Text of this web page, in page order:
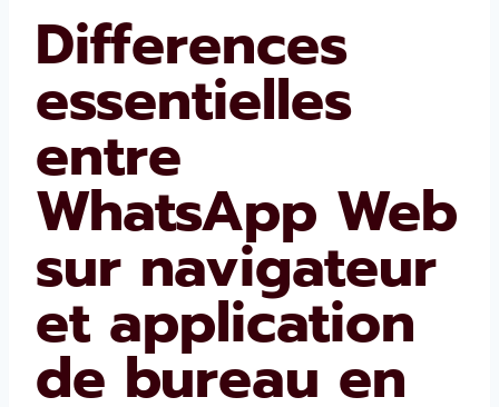
Differences
essentielles
entre
WhatsApp Web
sur navigateur
et application
de bureau en